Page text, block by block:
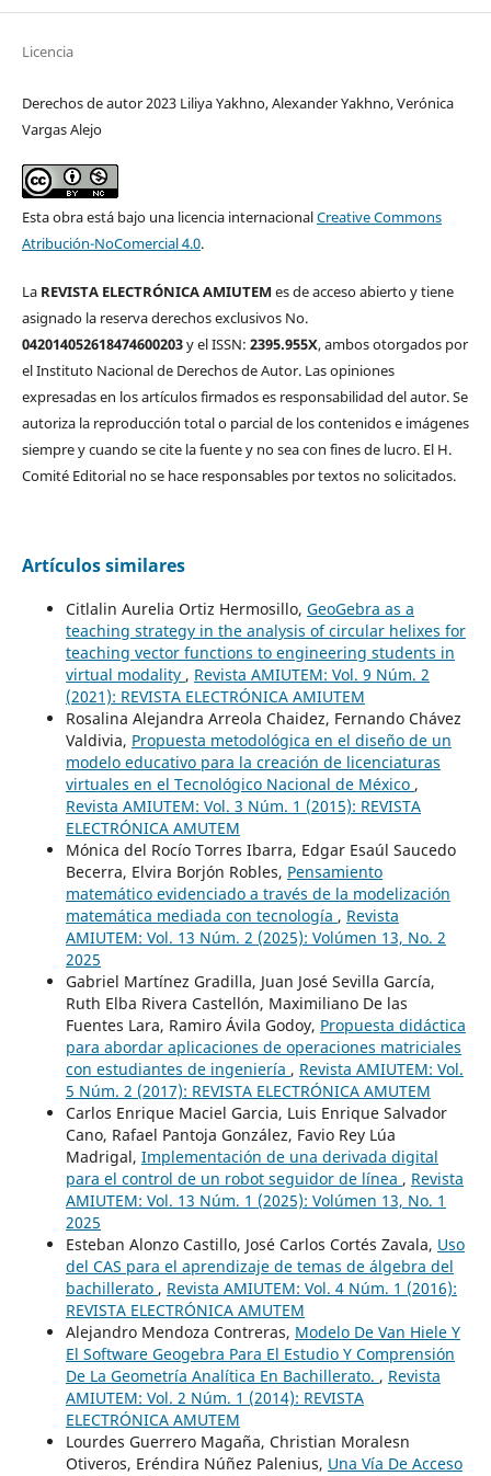
Licencia
Derechos de autor 2023 Liliya Yakhno, Alexander Yakhno, Verónica
Vargas Alejo
Esta obra está bajo una licencia internacionalCreative Commons
Atribución-NoComercial 4.0.
La REVISTA ELECTRÓNICA AMIUTEM es de acceso abierto y tiene
asignado la reserva derechos exclusivos No.
042014052618474600203y el ISSN: 2395.955X, ambos otorgados por
el Instituto Nacional de Derechos de Autor. Las opiniones
expresadas en los artículos firmados es responsabilidad del autor. Se
autoriza la reproducción total o parcial de los contenidos e imágenes
siempre y cuando se cite la fuente y no sea con fines de lucro. El H.
Comité Editorial no se hace responsables por textos no solicitados.
Artículos similares
Citlalin Aurelia Ortiz Hermosillo, GeoGebra as a
teaching strategy in the analysis of circular helixes for
teaching vector functions to engineering students in
virtual modality , Revista AMIUTEM: Vol. 9 Núm. 2
(2021): REVISTA ELECTRÓNICA AMIUTEM
Rosalina Alejandra Arreola Chaidez, Fernando Chávez
Valdivia, Propuesta metodológica en el diseño de un
modelo educativo para la creación de licenciaturas
virtuales en el Tecnológico Nacional de México ,
Revista AMIUTEM: Vol. 3 Núm. 1 (2015): REVISTA
ELECTRÓNICA AMUTEM
Mónica del Rocío Torres Ibarra, Edgar Esaúl Saucedo
Becerra, Elvira Borjón Robles, Pensamiento
matemático evidenciado a través de la modelización
matemática mediada con tecnología , Revista
AMIUTEM: Vol. 13 Núm. 2 (2025): Volúmen 13, No. 2
2025
Gabriel Martínez Gradilla, Juan José Sevilla García,
Ruth Elba Rivera Castellón, Maximiliano De las
Fuentes Lara, Ramiro Ávila Godoy, Propuesta didáctica
para abordar aplicaciones de operaciones matriciales
con estudiantes de ingeniería , Revista AMIUTEM: Vol.
5 Núm. 2 (2017): REVISTA ELECTRÓNICA AMUTEM
Carlos Enrique Maciel Garcia, Luis Enrique Salvador
Cano, Rafael Pantoja González, Favio Rey Lúa
Madrigal, Implementación de una derivada digital
para el control de un robot seguidor de línea , Revista
AMIUTEM: Vol. 13 Núm. 1 (2025): Volúmen 13, No. 1
2025
Esteban Alonzo Castillo, José Carlos Cortés Zavala, Uso
del CAS para el aprendizaje de temas de álgebra del
bachillerato , Revista AMIUTEM: Vol. 4 Núm. 1 (2016):
REVISTA ELECTRÓNICA AMUTEM
Alejandro Mendoza Contreras, Modelo De Van Hiele Y
El Software Geogebra Para El Estudio Y Comprensión
De La Geometría Analítica En Bachillerato. , Revista
AMIUTEM: Vol. 2 Núm. 1 (2014): REVISTA
ELECTRÓNICA AMUTEM
Lourdes Guerrero Magaña, Christian Moralesn
Otiveros, Eréndira Núñez Palenius, Una Vía De Acceso